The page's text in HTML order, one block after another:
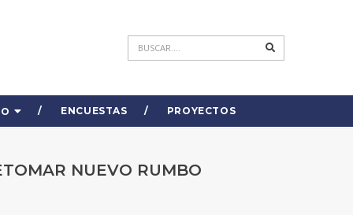
ENCUESTAS PROYECTOS
NUEVO RUMBO